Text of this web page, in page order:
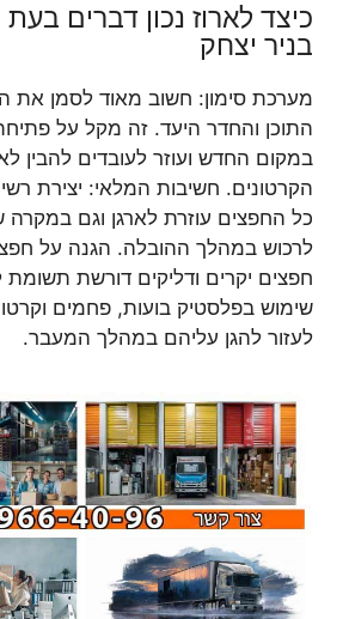
כיצד לארוז נכון דברים
בניר יצחק
מערכת סימון: חשוב מאוד לסמן את
התוכן והחדר היעד. זה מקל על
במקום החדש ועוזר לעובדים להבין
הקרטונים. חשיבות המלאי: יצירת
כל החפצים עוזרת לארגן וגם במקרה
לרכוש במהלך ההובלה. הגנה על
חפצים יקרים ודליקים דורשת תשומת
שימוש בפלסטיק בועות, פחמים
לעזור להגן עליהם במהלך המעבר.